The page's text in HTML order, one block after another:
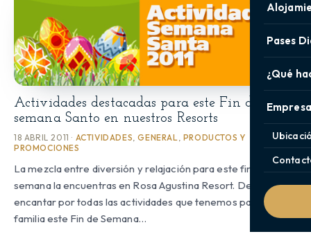
Pases
¿Qué
Actividades destacadas para este Fin de
semana Santo en nuestros Resorts
18 ABRIL 2011 · ACTIVIDADES,GENERAL, PRODUCTOS Y
PROMOCIONES
La mezcla entre diversión y relajación para este fin de
semana la encuentras en Rosa Agustina Resort. Dejate
encantar por todas las actividades que tenemos para ti y tu
familia este Fin de Semana…